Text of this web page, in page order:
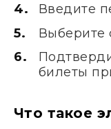
Введите
Выберите
билеты
Что такое